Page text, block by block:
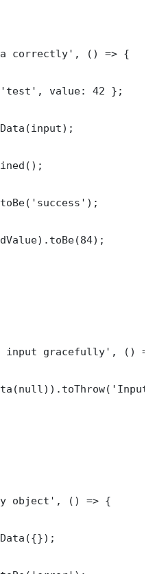
correctly', () => {
'test', value: 42 };
input gracefully', ()
object', () => {